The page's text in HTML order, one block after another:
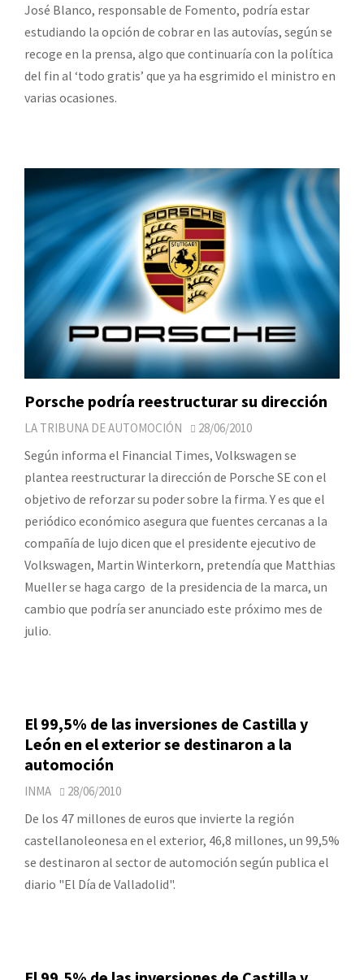
José Blanco, responsable de Fomento, podría estar
estudiando la opción de cobrar en las autovías, según se
recoge en la prensa, algo que continuaría con la política
del fin al ‘todo gratis’ que ya ha esgrimido el ministro en
varias ocasiones.
Porsche podría reestructurar su dirección
LA TRIBUNA DE AUTOMOCIÓN 28/06/2010
Según informa el Financial Times, Volkswagen se
plantea reestructurar la dirección de Porsche SE con el
objetivo de reforzar su poder sobre la firma. Y es que el
periódico económico asegura que fuentes cercanas a la
compañía de lujo dicen que el presidente ejecutivo de
Volkswagen, Martin Winterkorn, pretendía que Matthias
Mueller se haga cargo de la presidencia de la marca, un
cambio que podría ser anunciado este próximo mes de
julio.
El 99,5% de las inversiones de Castilla y
León en el exterior se destinaron a la
automoción
INMA 28/06/2010
De los 47 millones de euros que invierte la región
castellanoleonesa en el exterior, 46,8 millones, un 99,5%
se destinaron al sector de automoción según publica el
diario "El Día de Valladolid".